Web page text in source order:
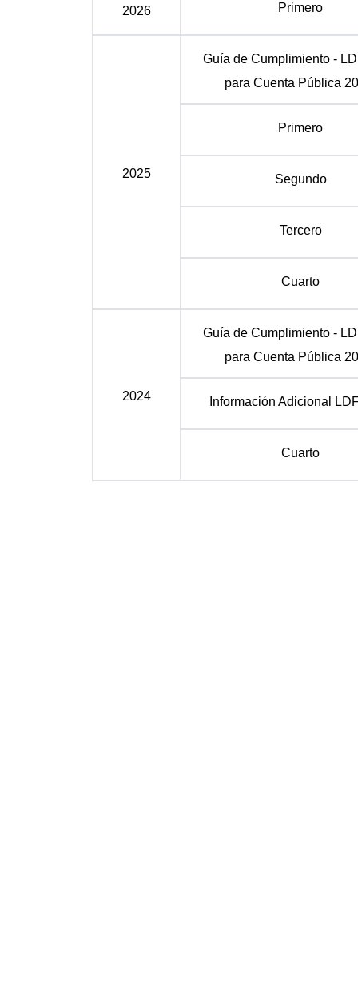
2026 Primero
2025
Guía de Cumplimiento -
para Cuenta Pública
Primero
Segundo
Tercero
Cuarto
2024
Guía de Cumplimiento -
para Cuenta Pública
Información Adicional
Cuarto